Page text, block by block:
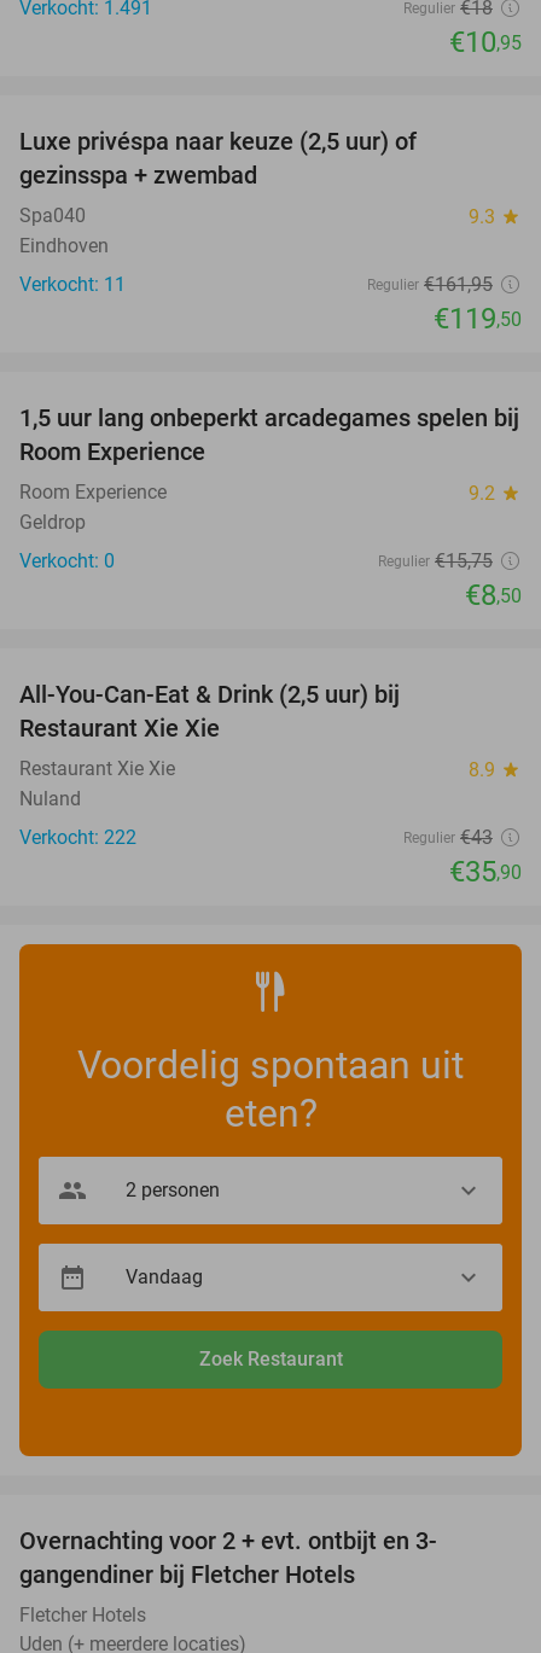
Verkocht: 1.491
Regulier €18
€10,95
Luxe privéspa naar keuze (2,5 uur) of
gezinsspa + zwembad
Spa040 9.3 star
Eindhoven
Verkocht: 11
Regulier €161,95
€119,50
46%
TODAY
1,5 uur lang onbeperkt arcadegames spelen bij
Room Experience
Room Experience 9.2 star
Geldrop
Verkocht: 0
Regulier €15,75
€8,50
All-You-Can-Eat & Drink (2,5 uur) bij
Restaurant Xie Xie
Restaurant Xie Xie 8.9 star
Nuland
Verkocht: 222
Regulier €43
€35,90
Voordelig spontaan uit
eten?
Zoek Restaurant
Overnachting voor 2 + evt. ontbijt en 3-
gangendiner bij Fletcher Hotels
Fletcher Hotels
Uden (+ meerdere locaties)